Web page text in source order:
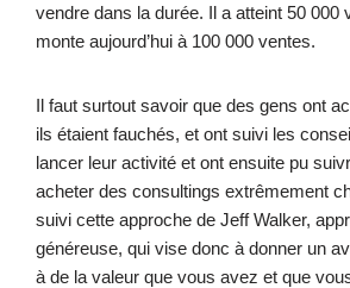
vendre dans la durée. Il a atteint 50 000
monte aujourd’hui à 100 000 ventes.
Il faut surtout savoir que des gens ont
ils étaient fauchés, et ont suivi les
lancer leur activité et ont ensuite pu
acheter des consultings extrêmement
suivi cette approche de Jeff Walker,
généreuse, qui vise donc à donner un
à de la valeur que vous avez et que